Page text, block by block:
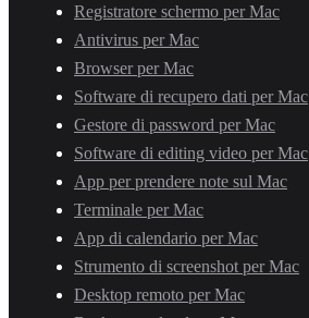
Registratore schermo per Mac
Antivirus per Mac
Browser per Mac
Software di recupero dati per Mac
Gestore di password per Mac
Software di editing video per Mac
App per prendere note sul Mac
Terminale per Mac
App di calendario per Mac
Strumento di screenshot per Mac
Desktop remoto per Mac